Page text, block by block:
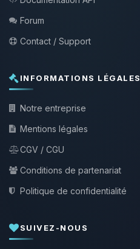
Forum
Contact / Support
INFORMATIONS LÉGALES
Notre entreprise
Mentions légales
CGV / CGU
Conditions de partenariat
Politique de confidentialité
SUIVEZ-NOUS